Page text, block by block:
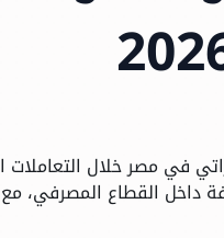
داخل القطاع